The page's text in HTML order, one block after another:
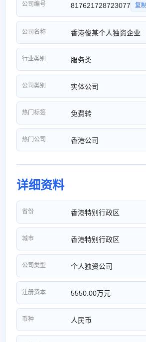
公司编号 817621728723077 复制
公司名称 香港俊某个人独资企业
行业类别 服务类
公司类别 实体公司
热门标签 免费转
热门公司 香港公司
详细资料
省份 香港特别行政区
城市 香港特别行政区
公司类型 个人独资公司
注册资本 5550.00万元
币种 人民币